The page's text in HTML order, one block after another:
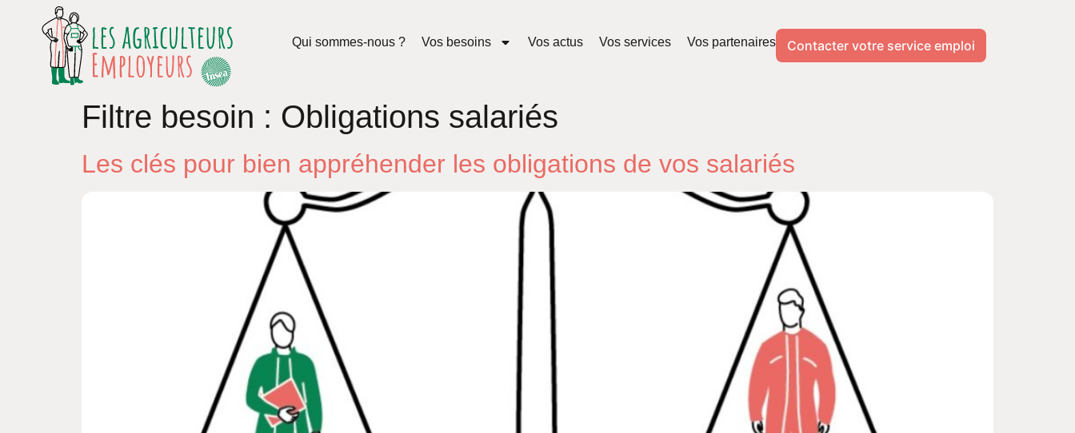
Qui sommes-nous ? Vos besoins Vos actus Vos services Vos partenaires Contacter votre service emploi
Filtre besoin : Obligations salariés
Les clés pour bien appréhender les obligations de vos salariés